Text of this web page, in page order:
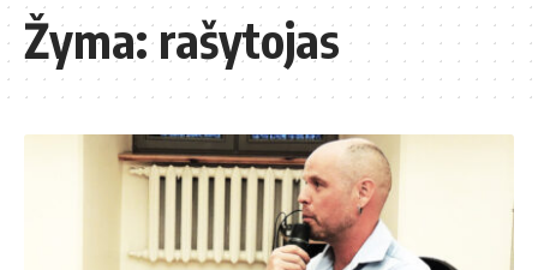
Žyma:rašytojas